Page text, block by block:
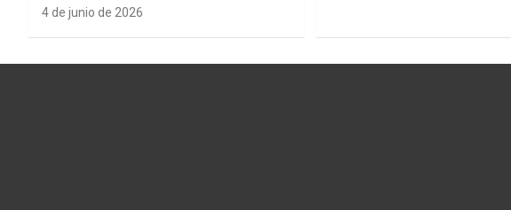
4 de junio de 2026